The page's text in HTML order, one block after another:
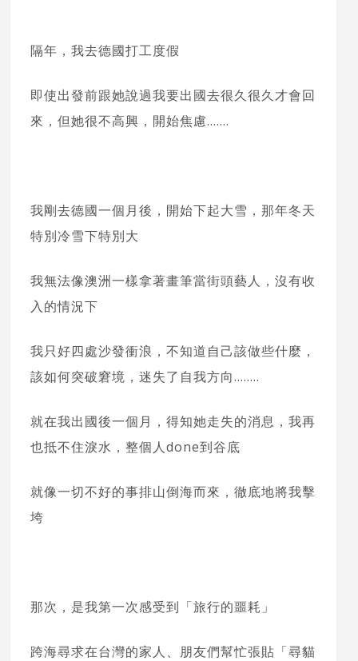
隔年，我去德國打工度假
即使出發前跟她說過我要出國去很久很久才會回
來，但她很不高興，開始焦慮…….
我剛去德國一個月後，開始下起大雪，那年冬天
特別冷雪下特別大
我無法像澳洲一樣拿著畫筆當街頭藝人，沒有收
入的情況下
我只好四處沙發衝浪，不知道自己該做些什麼，
該如何突破窘境，迷失了自我方向……..
就在我出國後一個月，得知她走失的消息，我再
也抵不住淚水，整個人done到谷底
就像一切不好的事排山倒海而來，徹底地將我擊
垮
那次，是我第一次感受到「旅行的噩耗」
跨海尋求在台灣的家人、朋友們幫忙張貼「尋貓